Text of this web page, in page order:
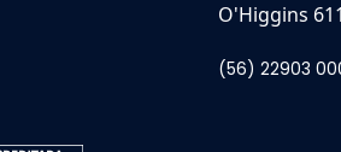
O'Higgins
(56) 22903